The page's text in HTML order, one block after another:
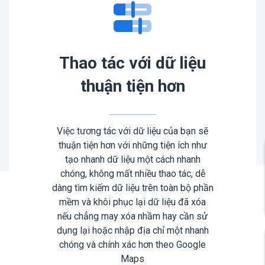
Thao tác với dữ liệu
thuận tiện hơn
Việc tương tác với dữ liệu của bạn sẽ
thuận tiện hơn với những tiện ích như
tạo nhanh dữ liệu một cách nhanh
chóng, không mất nhiều thao tác, dễ
dàng tìm kiếm dữ liệu trên toàn bộ phần
mềm và khôi phục lại dữ liệu đã xóa
nếu chẳng may xóa nhầm hay cần sử
dụng lại hoặc nhập địa chỉ một nhanh
chóng và chính xác hơn theo Google
Maps